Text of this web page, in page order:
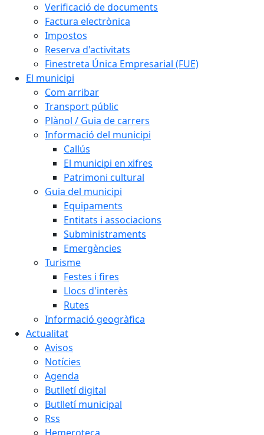
Verificació de documents
Factura electrònica
Impostos
Reserva d'activitats
Finestreta Única Empresarial (FUE)
El municipi
Com arribar
Transport públic
Plànol / Guia de carrers
Informació del municipi
Callús
El municipi en xifres
Patrimoni cultural
Guia del municipi
Equipaments
Entitats i associacions
Subministraments
Emergències
Turisme
Festes i fires
Llocs d'interès
Rutes
Informació geogràfica
Actualitat
Avisos
Notícies
Agenda
Butlletí digital
Butlletí municipal
Rss